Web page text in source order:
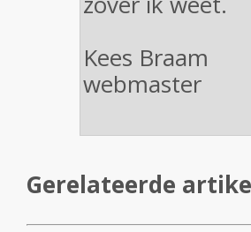
Kees Braam
webmaster
Gerelateerde